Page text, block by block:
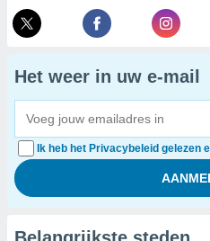
Het weer in uw e-mail
Ik heb het Privacybeleid gelezen